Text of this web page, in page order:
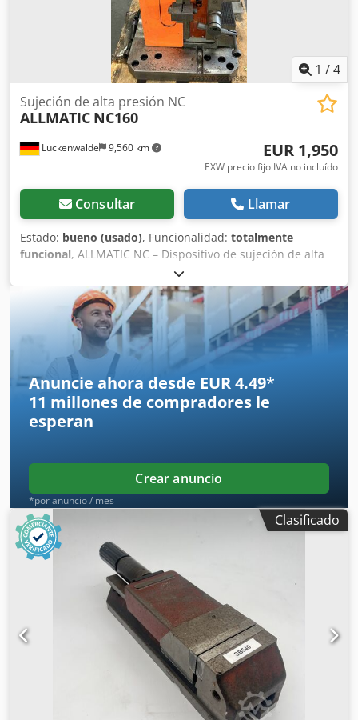
1 /4
Luckenwalde 9,560 km
Sujeción de alta presión NC
ALLMATIC NC160
EUR 1,950
EXW precio fijo IVA no incluído
Consultar Llamar
Estado: bueno (usado), Funcionalidad: totalmente
funcional, ALLMATIC NC – Dispositivo de sujeción de alta
presión - Modelo NC 160 - Incluye 2 juegos de mordazas -
Incluye consola angular para mecanizado horizontal
Chjdpfszlytrjx Acysa - Incluye placa base de 350 x 350 mm
Anuncie ahora desde EUR 4.49*
11 millones de compradores le
esperan
Crear anuncio
*por anuncio / mes
Clasificado